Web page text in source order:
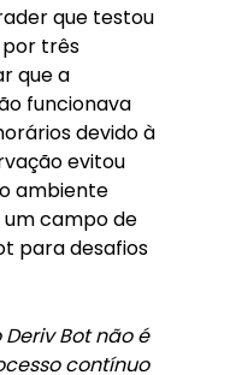
que testou
três
que a
funcionava
devido à
evitou
ambiente
campo de
para desafios
Bot não é
contínuo